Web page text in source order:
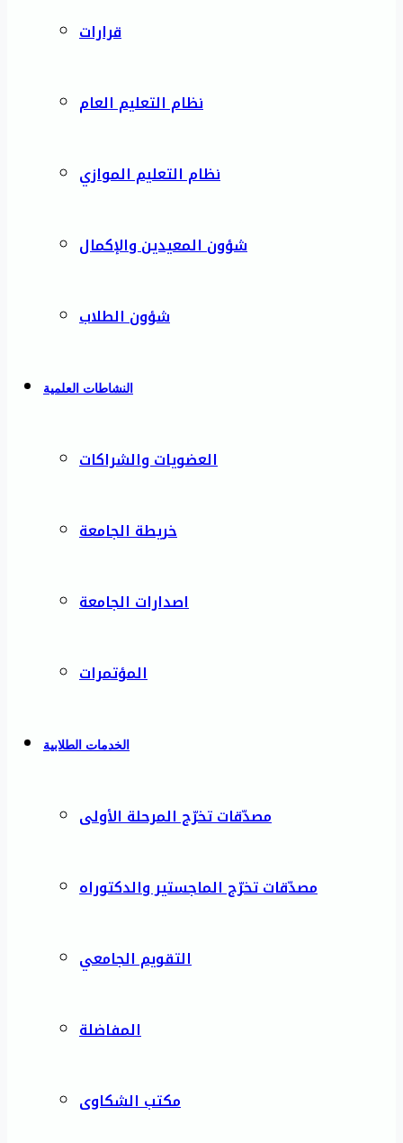
قرارات
نظام التعليم العام
نظام التعليم الموازي
شؤون المعيدين والإكمال
شؤون الطلاب
النشاطات العلمية
العضويات والشراكات
خريطة الجامعة
اصدارات الجامعة
المؤتمرات
الخدمات الطلابية
مصدّقات تخرّج المرحلة الأولى
مصدّقات تخرّج الماجستير والدكتوراه
التقويم الجامعي
المفاضلة
مكتب الشكاوى